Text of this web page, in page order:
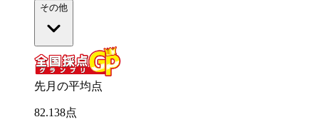
その他
先月の平均点
82.138点